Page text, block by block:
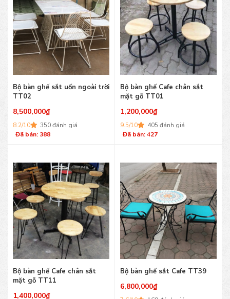
Bộ bàn ghế sắt uốn ngoài trời
TT02
8,500,000₫
8.2/10
350 đánh giá
Đã bán: 388
Bộ bàn ghế Cafe chân sắt
mặt gỗ TT01
1,200,000₫
9.5/10
405 đánh giá
Đã bán: 427
Bộ bàn ghế Cafe chân sắt
mặt gỗ TT11
1,400,000₫
Bộ bàn ghế sắt Cafe TT39
6,800,000₫